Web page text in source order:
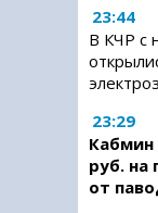
23:44
В КЧР с
23:29
руб.
от